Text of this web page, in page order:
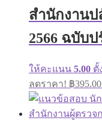
สำนักงาน
2566 ฉบับ
ให้คะแนน 5.00 ตั้
ลดราคา! ฿395.00